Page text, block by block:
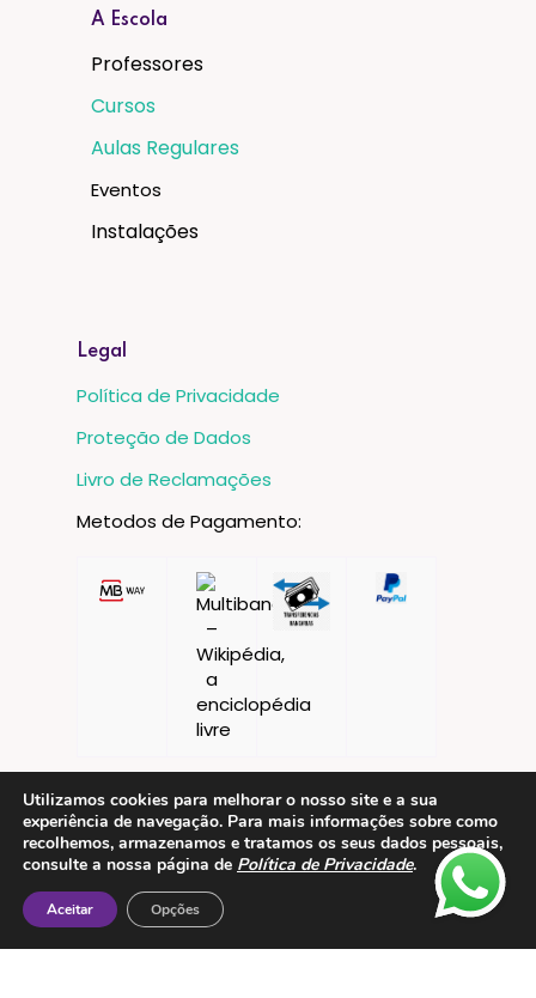
A Escola
Professores
Cursos
Aulas Regulares
Eventos
Instalações
Legal
Política de Privacidade
Proteção de Dados
Livro de Reclamações
Metodos de Pagamento:
Contactos
Utilizamos cookies para melhorar o nosso site e a sua
experiência de navegação. Para mais informações sobre como
recolhemos, armazenamos e tratamos os seus dados pessoais,
consulte a nossa página de Política de Privacidade.
Aceitar Opções